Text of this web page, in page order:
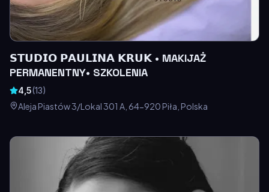
𝗦𝗧𝗨𝗗𝗜𝗢 𝗣𝗔𝗨𝗟𝗜𝗡𝗔 𝗞𝗥𝗨𝗞 • MAKIJAŻ
PERMANENTNY• SZKOLENIA
4,5(13)
Aleja Piastów 3/Lokal 301 A, 64-920 Piła, Polska